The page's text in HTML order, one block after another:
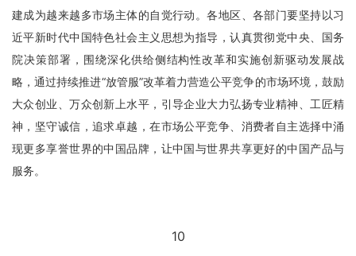
建成为越来越多市场主体的自觉行动。各地区、各部门要坚持以习
近平新时代中国特色社会主义思想为指导，认真贯彻党中央、国务
院决策部署，围绕深化供给侧结构性改革和实施创新驱动发展战
略，通过持续推进“放管服”改革着力营造公平竞争的市场环境，鼓励
大众创业、万众创新上水平，引导企业大力弘扬专业精神、工匠精
神，坚守诚信，追求卓越，在市场公平竞争、消费者自主选择中涌
现更多享誉世界的中国品牌，让中国与世界共享更好的中国产品与
服务。
10